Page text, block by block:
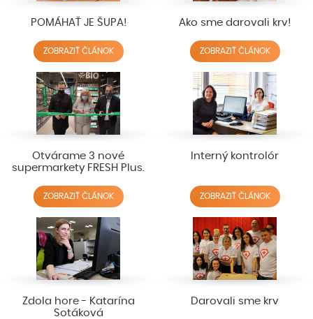
POMÁHAŤ JE ŠUPA!
ZOBRAZIŤ ČLÁNOK
Ako sme darovali krv!
ZOBRAZIŤ ČLÁNOK
Otvárame 3 nové
supermarkety FRESH Plus.
ZOBRAZIŤ ČLÁNOK
Interný kontrolór
ZOBRAZIŤ ČLÁNOK
Zdola hore - Katarína
Sotáková
Darovali sme krv